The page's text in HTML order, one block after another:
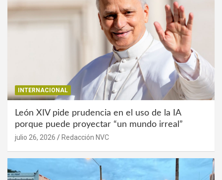
INTERNACIONAL
León XIV pide prudencia en el uso de la IA
porque puede proyectar “un mundo irreal”
julio 26, 2026 Redacción NVC